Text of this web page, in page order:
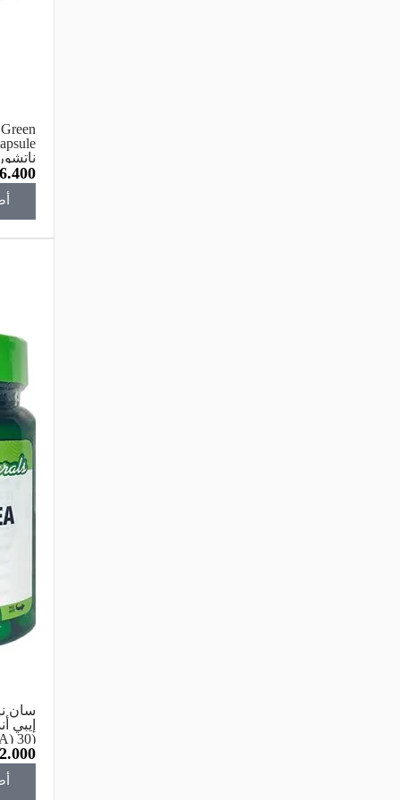
30 كبسولة
سان
إيبي
30